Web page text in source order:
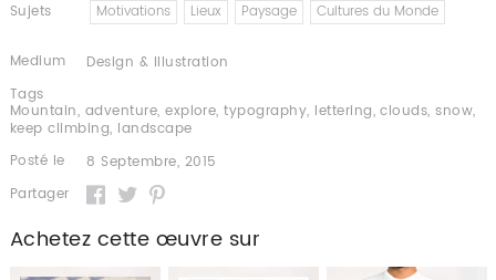
Sujets Motivations Lieux Paysage Cultures du Monde
Medium
Design & Illustration
Tags
Mountain, adventure,explore,typography, lettering,clouds,snow,
keep climbing, landscape
Posté le
8 Septembre, 2015
Partager
Achetez cette œuvre sur